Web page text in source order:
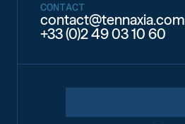
CONTACT
contact@tennaxia.com
+33 (0)2 49 03 10 60